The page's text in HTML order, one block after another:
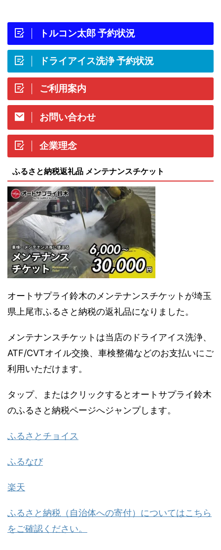
トルコン太郎 予約状況
ドライアイス洗浄 予約状況
ご利用案内
お問い合わせ
企業理念
ふるさと納税返礼品 メンテナンスチケット
オートサプライ鈴木のメンテナンスチケットが埼玉
県上尾市ふるさと納税の返礼品になりました。
メンテナンスチケットは当店のドライアイス洗浄、
ATF/CVTオイル交換、車検整備などのお支払いにご
利用いただけます。
タップ、またはクリックするとオートサプライ鈴木
のふるさと納税ページへジャンプします。
ふるさとチョイス
ふるなび
楽天
ふるさと納税（自治体への寄付）についてはこちら
をご確認ください。